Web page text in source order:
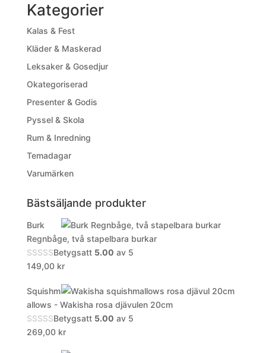
Kategorier
Kalas & Fest
Kläder & Maskerad
Leksaker & Gosedjur
Okategoriserad
Presenter & Godis
Pyssel & Skola
Rum & Inredning
Temadagar
Varumärken
Bästsäljande produkter
Burk
Regnbåge, två stapelbara burkar
Betygsatt 5.00 av 5
149,00 kr
Squishm
allows - Wakisha rosa djävulen 20cm
Betygsatt 5.00 av 5
269,00 kr